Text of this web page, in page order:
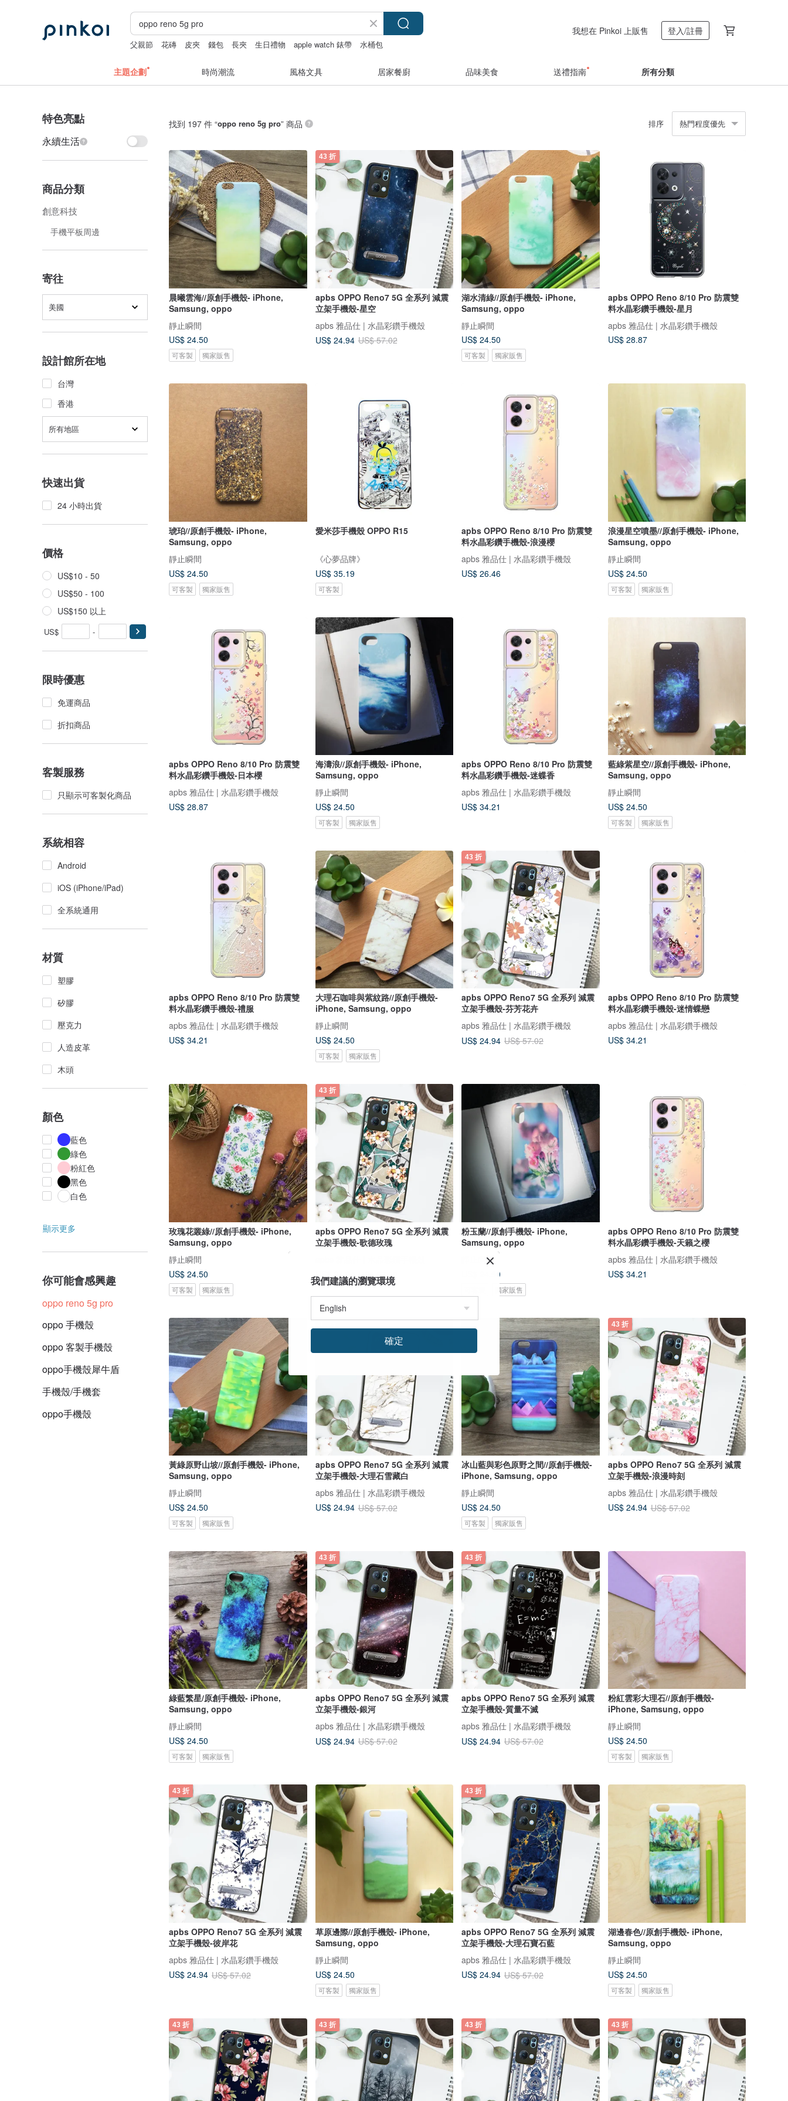
父親節 花磚 皮夾 錢包 長夾 生日禮物 apple watch 錶帶 水桶包
我想在 Pinkoi 上販售 登入/註冊
主題企劃 時尚潮流 風格文具 居家餐廚 品味美食 送禮指南 所有分類
特色亮點
永續生活
商品分類
創意科技
手機平板周邊
寄往
美國
設計館所在地
台灣
香港
所有地區
快速出貨
24 小時出貨
價格
US$10 - 50
US$50 - 100
US$150 以上
US$ -
限時優惠
免運商品
折扣商品
客製服務
只顯示可客製化商品
系統相容
Android
iOS (iPhone/iPad)
全系統通用
材質
塑膠
矽膠
壓克力
人造皮革
木頭
顏色
藍色
綠色
粉紅色
黑色
白色
顯示更多
你可能會感興趣
oppo reno 5g pro
oppo 手機殼
oppo 客製手機殼
oppo手機殼犀牛盾
手機殼/手機套
oppo手機殼
找到 197 件 “oppo reno 5g pro” 商品 排序 熱門程度優先
晨曦雲海//原創手機殼- iPhone,
Samsung, oppo
靜止瞬間
US$ 24.50
可客製 獨家販售
43 折
apbs OPPO Reno7 5G 全系列 減震
立架手機殼-星空
apbs 雅品仕 | 水晶彩鑽手機殼
US$ 24.94 US$ 57.02
湖水清綠//原創手機殼- iPhone,
Samsung, oppo
靜止瞬間
US$ 24.50
可客製 獨家販售
apbs OPPO Reno 8/10 Pro 防震雙
料水晶彩鑽手機殼-星月
apbs 雅品仕 | 水晶彩鑽手機殼
US$ 28.87
琥珀//原創手機殼- iPhone,
Samsung, oppo
靜止瞬間
US$ 24.50
可客製 獨家販售
愛米莎手機殼 OPPO R15
《心夢品牌》
US$ 35.19
可客製
apbs OPPO Reno 8/10 Pro 防震雙
料水晶彩鑽手機殼-浪漫櫻
apbs 雅品仕 | 水晶彩鑽手機殼
US$ 26.46
浪漫星空噴墨//原創手機殼- iPhone,
Samsung, oppo
靜止瞬間
US$ 24.50
可客製 獨家販售
apbs OPPO Reno 8/10 Pro 防震雙
料水晶彩鑽手機殼-日本櫻
apbs 雅品仕 | 水晶彩鑽手機殼
US$ 28.87
海濤浪//原創手機殼- iPhone,
Samsung, oppo
靜止瞬間
US$ 24.50
可客製 獨家販售
apbs OPPO Reno 8/10 Pro 防震雙
料水晶彩鑽手機殼-迷蝶香
apbs 雅品仕 | 水晶彩鑽手機殼
US$ 34.21
藍綠紫星空//原創手機殼- iPhone,
Samsung, oppo
靜止瞬間
US$ 24.50
可客製 獨家販售
apbs OPPO Reno 8/10 Pro 防震雙
料水晶彩鑽手機殼-禮服
apbs 雅品仕 | 水晶彩鑽手機殼
US$ 34.21
大理石咖啡與紫紋路//原創手機殼-
iPhone, Samsung, oppo
靜止瞬間
US$ 24.50
可客製 獨家販售
43 折
apbs OPPO Reno7 5G 全系列 減震
立架手機殼-芬芳花卉
apbs 雅品仕 | 水晶彩鑽手機殼
US$ 24.94 US$ 57.02
apbs OPPO Reno 8/10 Pro 防震雙
料水晶彩鑽手機殼-迷情蝶戀
apbs 雅品仕 | 水晶彩鑽手機殼
US$ 34.21
玫瑰花叢綠//原創手機殼- iPhone,
Samsung, oppo
靜止瞬間
US$ 24.50
可客製 獨家販售
43 折
apbs OPPO Reno7 5G 全系列 減震
立架手機殼-歌德玫瑰
US$ 24.94 US$ 57.02
粉玉蘭//原創手機殼- iPhone,
Samsung, oppo
靜止瞬間
US$ 24.50
獨家販售
apbs OPPO Reno 8/10 Pro 防震雙
料水晶彩鑽手機殼-天籟之櫻
apbs 雅品仕 | 水晶彩鑽手機殼
US$ 34.21
黃綠原野山坡//原創手機殼- iPhone,
Samsung, oppo
靜止瞬間
US$ 24.50
可客製 獨家販售
apbs OPPO Reno7 5G 全系列 減震
立架手機殼-大理石雪藏白
apbs 雅品仕 | 水晶彩鑽手機殼
US$ 24.94 US$ 57.02
冰山藍與彩色原野之間//原創手機殼-
iPhone, Samsung, oppo
靜止瞬間
US$ 24.50
可客製 獨家販售
43 折
apbs OPPO Reno7 5G 全系列 減震
立架手機殼-浪漫時刻
apbs 雅品仕 | 水晶彩鑽手機殼
US$ 24.94 US$ 57.02
綠藍繁星/原創手機殼- iPhone,
Samsung, oppo
靜止瞬間
US$ 24.50
可客製 獨家販售
43 折
apbs OPPO Reno7 5G 全系列 減震
立架手機殼-銀河
apbs 雅品仕 | 水晶彩鑽手機殼
US$ 24.94 US$ 57.02
43 折
apbs OPPO Reno7 5G 全系列 減震
立架手機殼-質量不滅
apbs 雅品仕 | 水晶彩鑽手機殼
US$ 24.94 US$ 57.02
粉紅雲彩大理石//原創手機殼-
iPhone, Samsung, oppo
靜止瞬間
US$ 24.50
可客製 獨家販售
43 折
apbs OPPO Reno7 5G 全系列 減震
立架手機殼-彼岸花
apbs 雅品仕 | 水晶彩鑽手機殼
US$ 24.94 US$ 57.02
草原邊際//原創手機殼- iPhone,
Samsung, oppo
靜止瞬間
US$ 24.50
可客製 獨家販售
43 折
apbs OPPO Reno7 5G 全系列 減震
立架手機殼-大理石寶石藍
apbs 雅品仕 | 水晶彩鑽手機殼
US$ 24.94 US$ 57.02
湖邊春色//原創手機殼- iPhone,
Samsung, oppo
靜止瞬間
US$ 24.50
可客製 獨家販售
43 折 43 折 43 折 43 折
我們建議的瀏覽環境
確定